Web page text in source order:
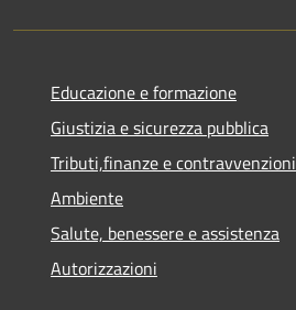
Educazione e formazione
Giustizia e sicurezza pubblica
Tributi,finanze e contravvenzioni
Ambiente
Salute, benessere e assistenza
Autorizzazioni